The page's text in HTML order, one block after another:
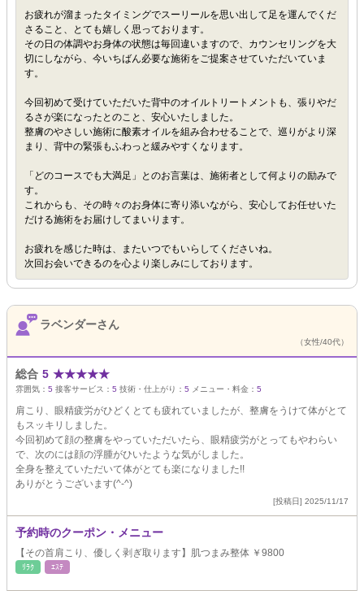
お疲れが溜まったタイミングでスーリールを思い出して足を運んでくだ
さること、とても嬉しく思っております。
その日の体調やお身体の状態は毎回違いますので、カウンセリングを大
切にしながら、今いちばん必要な施術をご提案させていただいていま
す。
今回初めて受けていただいた背中のオイルトリートメントも、張りやだ
るさが楽になったとのこと、安心いたしました。
整膚のやさしい施術に酸素オイルを組み合わせることで、巡りがより深
まり、背中の緊張もふわっと緩みやすくなります。
「どのコースでも大満足」とのお言葉は、施術者として何よりの励みで
す。
これからも、その時々のお身体に寄り添いながら、安心してお任せいた
だける施術をお届けしてまいります。
お疲れを感じた時は、またいつでもいらしてくださいね。
次回お会いできるのを心より楽しみにしております。
ラベンダーさん
（女性/40代）
総合 5 ★★★★★
雰囲気： 5 接客サービス： 5 技術・仕上がり： 5 メニュー・料金： 5
肩こり、眼精疲労がひどくとても疲れていましたが、整膚をうけて体がとて
もスッキリしました。
今回初めて顔の整膚をやっていただいたら、眼精疲労がとってもやわらい
で、次のには顔の浮腫がひいたような気がしました。
全身を整えていただいて体がとても楽になりました!!
ありがとうございます(^-^)
[投稿日] 2025/11/17
予約時のクーポン・メニュー
【その首肩こり、優しく剥ぎ取ります】肌つまみ整体 ￥9800
ﾘﾗｸ ｴｽﾃ